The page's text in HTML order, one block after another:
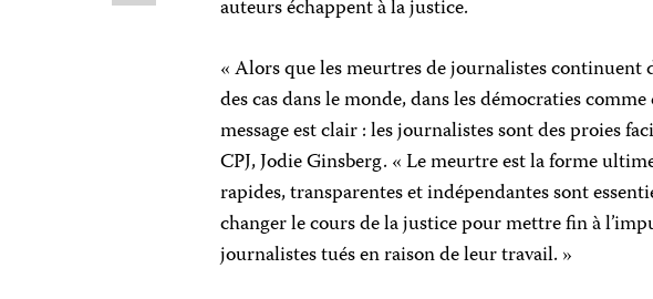
auteurs échappent à la justice.
« Alors que les meurtres de journalistes continuent
des cas dans le monde, dans les démocraties
message est clair : les journalistes sont des proies
CPJ, Jodie Ginsberg. « Le meurtre est la forme
rapides, transparentes et indépendantes sont
changer le cours de la justice pour mettre fin à
journalistes tués en raison de leur travail. »